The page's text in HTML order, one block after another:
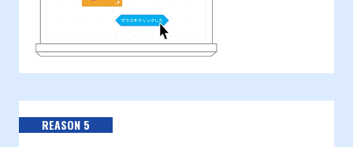
REASON 5